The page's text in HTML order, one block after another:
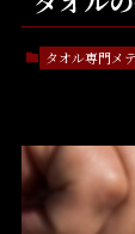
タオル専門メ